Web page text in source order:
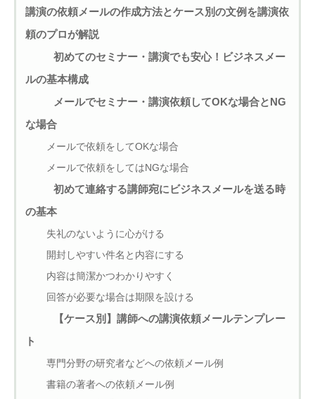
講演の依頼メールの作成方法とケース別の文例を講演依
頼のプロが解説
初めてのセミナー・講演でも安心！ビジネスメー
ルの基本構成
メールでセミナー・講演依頼してOKな場合とNG
な場合
メールで依頼をしてOKな場合
メールで依頼をしてはNGな場合
初めて連絡する講師宛にビジネスメールを送る時
の基本
失礼のないように心がける
開封しやすい件名と内容にする
内容は簡潔かつわかりやすく
回答が必要な場合は期限を設ける
【ケース別】講師への講演依頼メールテンプレー
ト
専門分野の研究者などへの依頼メール例
書籍の著者への依頼メール例